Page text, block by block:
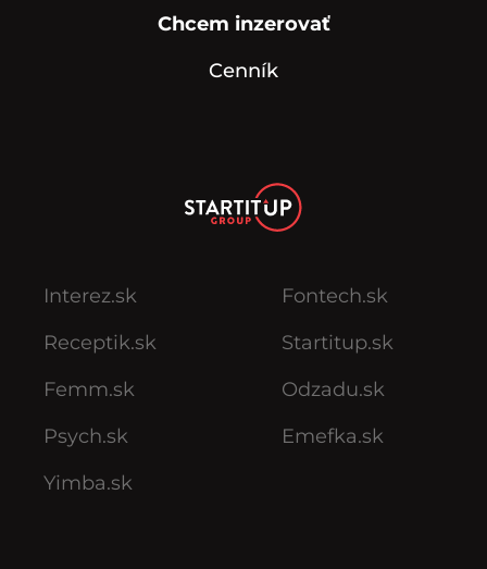
Chcem inzerovať
Cenník
Interez.sk
Receptik.sk
Femm.sk
Psych.sk
Yimba.sk
Fontech.sk
Startitup.sk
Odzadu.sk
Emefka.sk